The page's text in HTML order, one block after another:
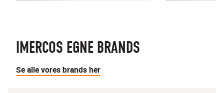
IMERCOS EGNE BRANDS
Se alle vores brands her